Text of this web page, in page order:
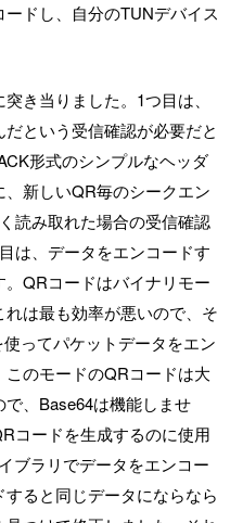
ドし、自分のTUNデバイス
き当りました。1つ目は、
という受信確認が必要だと
形式のシンプルなヘッダ
新しいQR毎のシークエン
読み取れた場合の受信確認
は、データをエンコードす
QRコードはバイナリモー
は最も効率が悪いので、そ
使ってパケットデータをエン
のモードのQRコードは大
、Base64は機能しませ
コードを生成するのに使用
ブラリでデータをエンコー
ると同じデータにならなら